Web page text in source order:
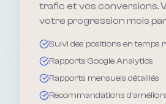
trafic et vos conversions.
votre progression mois
Suivi des positions en temps
Rapports Google Analytics
Rapports mensuels détaillés
Recommandations